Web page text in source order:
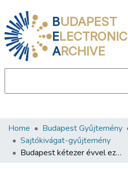
BUDAPEST
ELECTRONIC
ARCHIVE
Communities & Collections
All of DSpace
Home Budapest Gyűjtemény
Sajtókivágat-gyűjtemény
Budapest kétezer évvel ezelőtt